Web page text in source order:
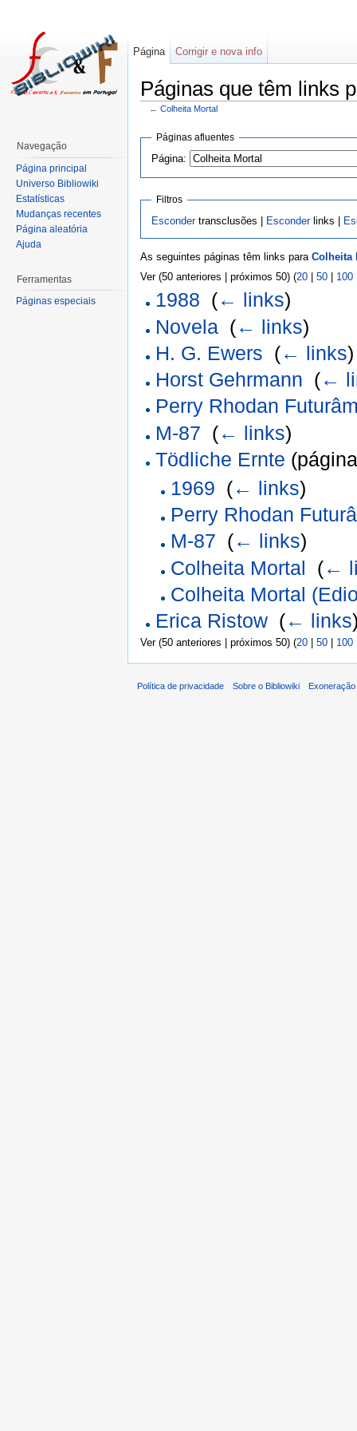
Páginas que têm links
← Colheita Mortal
Páginas afluentes
Página:
Filtros
Escondertransclusões | Esconderlinks |
As seguintes páginas têm links para Colheita
Ver (50 anteriores | próximos 50) (20 50 100
1988 (← links)
Novela (← links)
H. G. Ewers (← links)
Horst Gehrmann (←
Perry Rhodan
M-87 (← links)
Tödliche Ernte
1969 (← links)
Perry Rhodan
M-87 (← links)
Colheita Mortal
(←
Colheita Mortal
Erica Ristow (← links
Ver (50 anteriores | próximos 50) (20 50 100
Página Corrigir e nova info
Navegação
Página principal
Universo Bibliowiki
Estatísticas
Mudanças recentes
Página aleatória
Ajuda
Ferramentas
Páginas especiais
Política de privacidade Sobre o Bibliowiki